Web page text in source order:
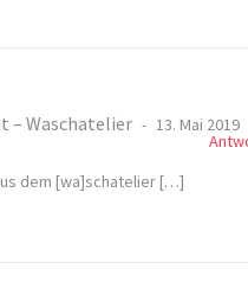
– Waschatelier 13. Mai 2019
dem [wa]schatelier […]